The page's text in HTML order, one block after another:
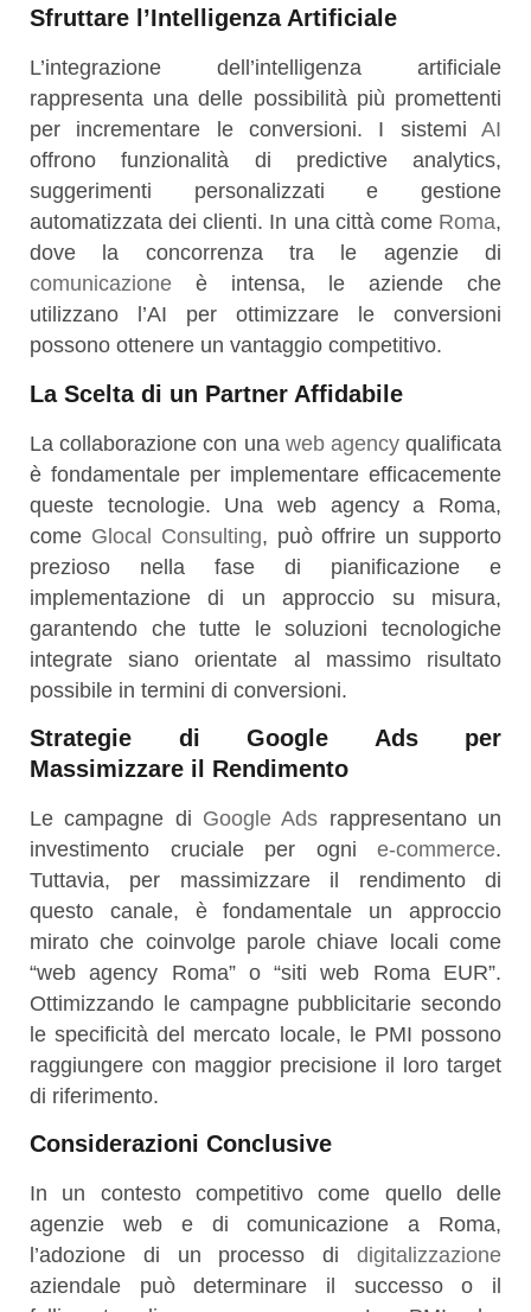
Sfruttare l’Intelligenza Artificiale
L’integrazione dell’intelligenza artificiale
rappresenta una delle possibilità più promettenti
per incrementare le conversioni. I sistemi AI
offrono funzionalità di predictive analytics,
suggerimenti personalizzati e gestione
automatizzata dei clienti. In una città come Roma,
dove la concorrenza tra le agenzie di
comunicazione è intensa, le aziende che
utilizzano l’AI per ottimizzare le conversioni
possono ottenere un vantaggio competitivo.
La Scelta di un Partner Affidabile
La collaborazione con una web agencyqualificata
è fondamentale per implementare efficacemente
queste tecnologie. Una web agency a Roma,
come Glocal Consulting, può offrire un supporto
prezioso nella fase di pianificazione e
implementazione di un approccio su misura,
garantendo che tutte le soluzioni tecnologiche
integrate siano orientate al massimo risultato
possibile in termini di conversioni.
Strategie di Google Ads per
Massimizzare il Rendimento
Le campagne di Google Ads rappresentano un
investimento cruciale per ogni e-commerce.
Tuttavia, per massimizzare il rendimento di
questo canale, è fondamentale un approccio
mirato che coinvolge parole chiave locali come
“web agency Roma” o “siti web Roma EUR”.
Ottimizzando le campagne pubblicitarie secondo
le specificità del mercato locale, le PMI possono
raggiungere con maggior precisione il loro target
di riferimento.
Considerazioni Conclusive
In un contesto competitivo come quello delle
agenzie web e di comunicazione a Roma,
l’adozione di un processo di digitalizzazione
aziendale può determinare il successo o il